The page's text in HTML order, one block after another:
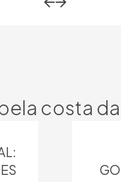
Return to
Return to
costa